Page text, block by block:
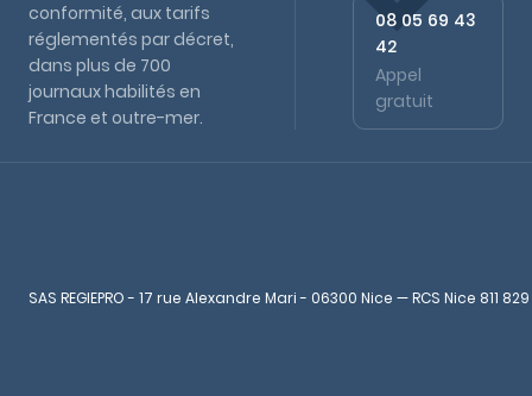
conformité, aux tarifs
réglementés par décret,
dans plus de 700
journaux habilités en
France et outre-mer.
08 05 69 43
42
Appel
gratuit
SAS REGIEPRO - 17 rue Alexandre Mari - 06300 Nice — RCS Nice 811